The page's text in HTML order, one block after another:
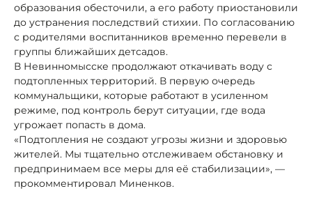
образования обесточили, а его работу приостановили
до устранения последствий стихии. По согласованию
с родителями воспитанников временно перевели в
группы ближайших детсадов.
В Невинномысске продолжают откачивать воду с
подтопленных территорий. В первую очередь
коммунальщики, которые работают в усиленном
режиме, под контроль берут ситуации, где вода
угрожает попасть в дома.
«Подтопления не создают угрозы жизни и здоровью
жителей. Мы тщательно отслеживаем обстановку и
предпринимаем все меры для её стабилизации», —
прокомментировал Миненков.